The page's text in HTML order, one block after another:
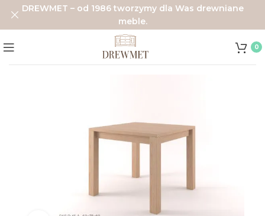
0
DREWMET – od 1986 tworzymy dla Was drewniane
meble.